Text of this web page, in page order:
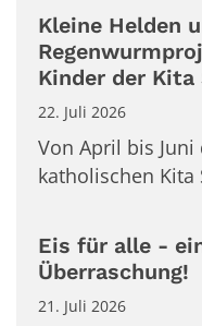
Kleine Helden
Kinder der
22. Juli 2026
Von April bis
katholischen Kita
Eis für alle -
Überraschung!
21. Juli 2026